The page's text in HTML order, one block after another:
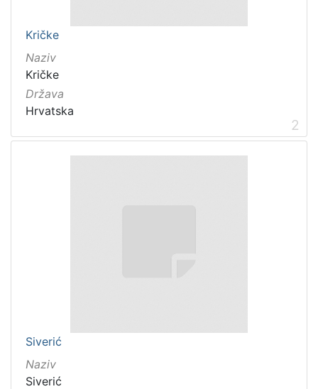
Kričke
Naziv
Kričke
Država
Hrvatska
2
Siverić
Naziv
Siverić